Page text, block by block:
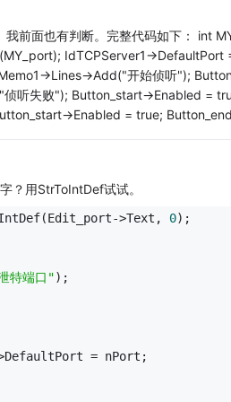
我前面也有判断。完整代码如下： int
IdTCPServer1-
>Lines->Add("开始侦听");
听失败"); Button_start->Enabled =
>Enabled = true;
？用StrToIntDef试试。
>Text, 0);
特端口");
= nPort;